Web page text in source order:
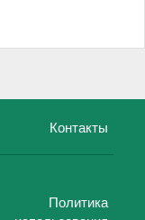
Контакты
Политика